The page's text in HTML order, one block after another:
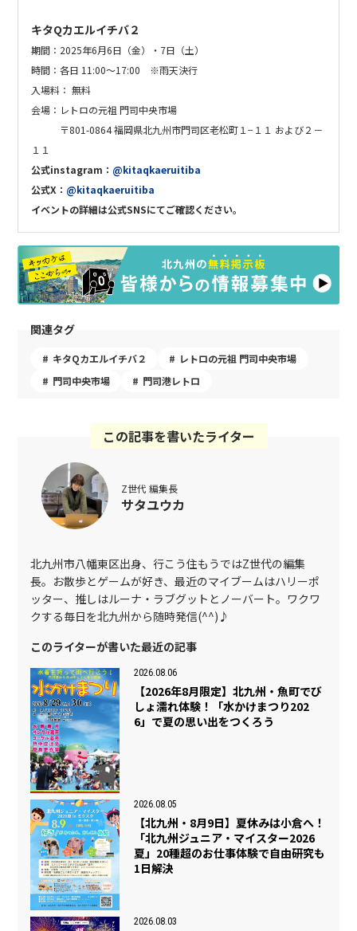
キタQカエルイチバ２
期間：2025年6月6日（金）・7日（土）
時間：各日 11:00～17:00 ※雨天決行
入場料： 無料
会場： レトロの元祖 門司中央市場
〒801-0864 福岡県北九州市門司区老松町１−１１ および２－
１１
公式instagram： @kitaqkaeruitiba
公式X： @kitaqkaeruitiba
イベントの詳細は公式SNSにてご確認ください。
関連タグ
キタQカエルイチバ２
レトロの元祖 門司中央市場
門司中央市場
門司港レトロ
この記事を書いたライター
Z世代 編集長
サタユウカ
北九州市八幡東区出身、行こう住もうではZ世代の編集
長。お散歩とゲームが好き、最近のマイブームはハリーポ
ッター、推しはルーナ・ラブグットとノーバート。ワクワ
クする毎日を北九州から随時発信(^^)♪
このライターが書いた最近の記事
2026.08.06
【2026年8月限定】北九州・魚町でび
しょ濡れ体験！「水かけまつり202
6」で夏の思い出をつくろう
2026.08.05
【北九州・8月9日】夏休みは小倉へ！
「北九州ジュニア・マイスター2026
夏」20種超のお仕事体験で自由研究も
1日解決
2026.08.03